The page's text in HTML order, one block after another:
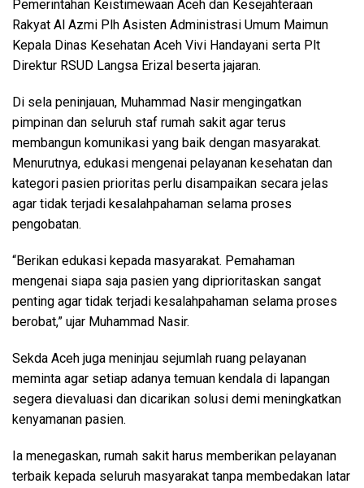
Pemerintahan Keistimewaan Aceh dan Kesejahteraan
Rakyat Al Azmi Plh Asisten Administrasi Umum Maimun
Kepala Dinas Kesehatan Aceh Vivi Handayani serta Plt
Direktur RSUD Langsa Erizal beserta jajaran.
Di sela peninjauan, Muhammad Nasir mengingatkan
pimpinan dan seluruh staf rumah sakit agar terus
membangun komunikasi yang baik dengan masyarakat.
Menurutnya, edukasi mengenai pelayanan kesehatan dan
kategori pasien prioritas perlu disampaikan secara jelas
agar tidak terjadi kesalahpahaman selama proses
pengobatan.
“Berikan edukasi kepada masyarakat. Pemahaman
mengenai siapa saja pasien yang diprioritaskan sangat
penting agar tidak terjadi kesalahpahaman selama proses
berobat,” ujar Muhammad Nasir.
Sekda Aceh juga meninjau sejumlah ruang pelayanan
meminta agar setiap adanya temuan kendala di lapangan
segera dievaluasi dan dicarikan solusi demi meningkatkan
kenyamanan pasien.
Ia menegaskan, rumah sakit harus memberikan pelayanan
terbaik kepada seluruh masyarakat tanpa membedakan latar